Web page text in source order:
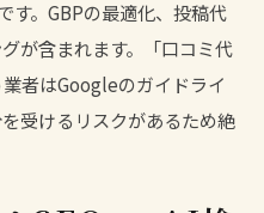
す。GBPの最適化、投稿代
が含まれます。「口コミ代
者はGoogleのガイドライ
受けるリスクがあるため絶